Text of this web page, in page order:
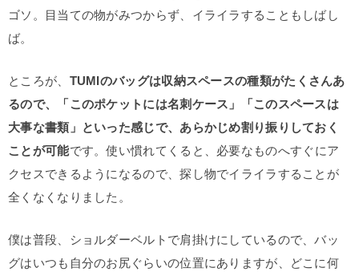
ゴソ。目当ての物がみつからず、イライラすることもしばし
ば。
ところが、 TUMIのバッグは収納スペースの種類がたくさんあ
るので、「このポケットには名刺ケース」「このスペースは
大事な書類」といった感じで、あらかじめ割り振りしておく
ことが可能です。使い慣れてくると、必要なものへすぐにア
クセスできるようになるので、探し物でイライラすることが
全くなくなりました。
僕は普段、ショルダーベルトで肩掛けにしているので、バッ
グはいつも自分のお尻ぐらいの位置にありますが、どこに何